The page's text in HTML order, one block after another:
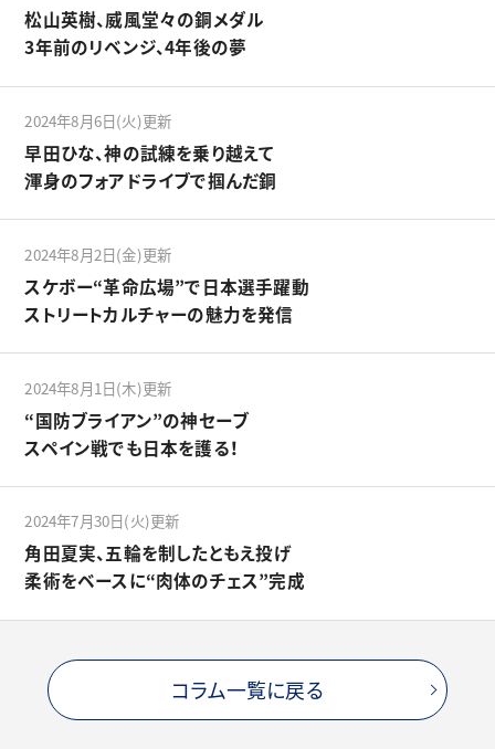
松山英樹、威風堂々の銅メダル
3年前のリベンジ、4年後の夢
2024年8月6日(火)更新
早田ひな、神の試練を乗り越えて
渾身のフォアドライブで掴んだ銅
2024年8月2日(金)更新
スケボー“革命広場”で日本選手躍動
ストリートカルチャーの魅力を発信
2024年8月1日(木)更新
“国防ブライアン”の神セーブ
スペイン戦でも日本を護る！
2024年7月30日(火)更新
角田夏実、五輪を制したともえ投げ
柔術をベースに“肉体のチェス”完成
コラム一覧に戻る